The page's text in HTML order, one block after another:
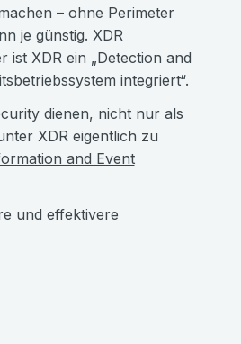
– ohne Perimeter
je günstig. XDR
XDR ein „Detection and
integriert“.
dienen, nicht nur als
XDR eigentlich zu
and Event
und effektivere